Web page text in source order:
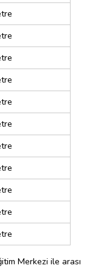
Merkezi ile arası